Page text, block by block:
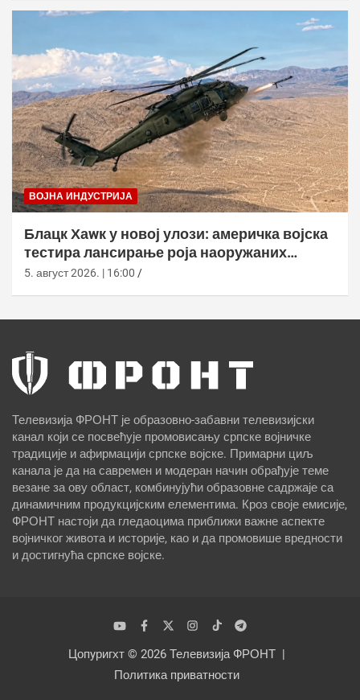
ВОЈНА ИНДУСТРИЈА
Блацк Хаwк у новој улози: америчка војска
тестира лансирање роја наоружаних
дронова
5. август 2026. | 16:00
Телевизија ФРОНТ је образовно-забавни телевизијски
канал који се посвећује промовисању српске војничке
традиције и афирмацији српске војске. Примарни циљ
канала је да на савремен и модеран начин обрађује теме
везане за ову област, комбинујући образовне садржаје са
динамичним продукцијским елементима. Кроз своје емисије,
ФРОНТ настоји да гледаоцима приближи важне аспекте
војничког живота и историје, као и да промовише вредности
и достигнућа српске војске.
Цопyригхт © 2026 Телевизија ФРОНТ
Политика приватности